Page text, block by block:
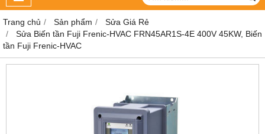
Trang chủ Sản phẩm
Sửa Giá Rẻ
Sửa Biến tần Fuji Frenic-HVAC FRN45AR1S-4E 400V 45KW, Biến
tần Fuji Frenic-HVAC